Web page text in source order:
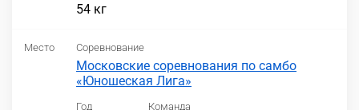
54 кг
Место Соревнование
Московские соревнования по самбо
«Юношеская Лига»
Год Команда